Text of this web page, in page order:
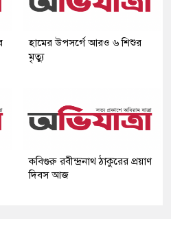
হামের উপসর্গে আরও ৬ শিশুর
মৃত্যু
কবিগুরু রবীন্দ্রনাথ ঠাকুরের প্রয়াণ
দিবস আজ